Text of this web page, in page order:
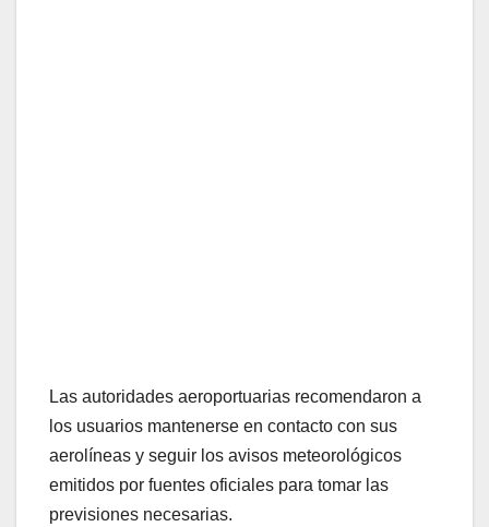
Las autoridades aeroportuarias recomendaron a
los usuarios mantenerse en contacto con sus
aerolíneas y seguir los avisos meteorológicos
emitidos por fuentes oficiales para tomar las
previsiones necesarias.